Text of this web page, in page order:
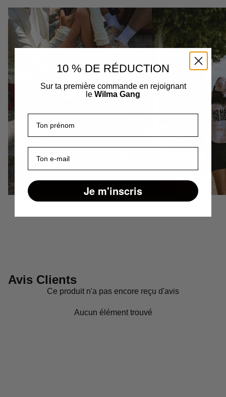
Avis Clients
Ce produit n'a pas encore reçu d'avis
Aucun élément trouvé
10 % DE RÉDUCTION
Sur ta première commande en rejoignant
le Wilma Gang
Je m'inscris